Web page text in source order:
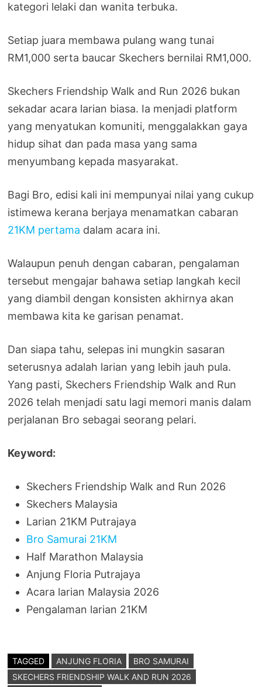
kategori lelaki dan wanita terbuka.
Setiap juara membawa pulang wang tunai
RM1,000 serta baucar Skechers bernilai RM1,000.
Skechers Friendship Walk and Run 2026 bukan
sekadar acara larian biasa. Ia menjadi platform
yang menyatukan komuniti, menggalakkan gaya
hidup sihat dan pada masa yang sama
menyumbang kepada masyarakat.
Bagi Bro, edisi kali ini mempunyai nilai yang cukup
istimewa kerana berjaya menamatkan cabaran
21KM pertama dalam acara ini.
Walaupun penuh dengan cabaran, pengalaman
tersebut mengajar bahawa setiap langkah kecil
yang diambil dengan konsisten akhirnya akan
membawa kita ke garisan penamat.
Dan siapa tahu, selepas ini mungkin sasaran
seterusnya adalah larian yang lebih jauh pula.
Yang pasti, Skechers Friendship Walk and Run
2026 telah menjadi satu lagi memori manis dalam
perjalanan Bro sebagai seorang pelari.
Keyword:
Skechers Friendship Walk and Run 2026
Skechers Malaysia
Larian 21KM Putrajaya
Bro Samurai 21KM
Half Marathon Malaysia
Anjung Floria Putrajaya
Acara larian Malaysia 2026
Pengalaman larian 21KM
TAGGED ANJUNG FLORIA
BRO SAMURAI
SKECHERS FRIENDSHIP WALK AND RUN 2026